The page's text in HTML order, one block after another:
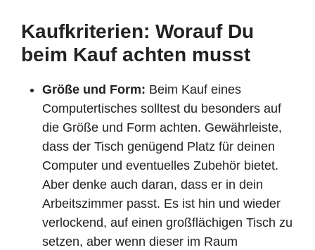
Kaufkriterien: Worauf Du
beim Kauf achten musst
Größe und Form: Beim Kauf eines
Computertisches solltest du besonders auf
die Größe und Form achten. Gewährleiste,
dass der Tisch genügend Platz für deinen
Computer und eventuelles Zubehör bietet.
Aber denke auch daran, dass er in dein
Arbeitszimmer passt. Es ist hin und wieder
verlockend, auf einen großflächigen Tisch zu
setzen, aber wenn dieser im Raum